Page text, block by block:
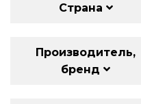
Страна
Производитель,
бренд